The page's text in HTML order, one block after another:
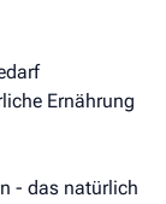
Ernährung
- das natürlich